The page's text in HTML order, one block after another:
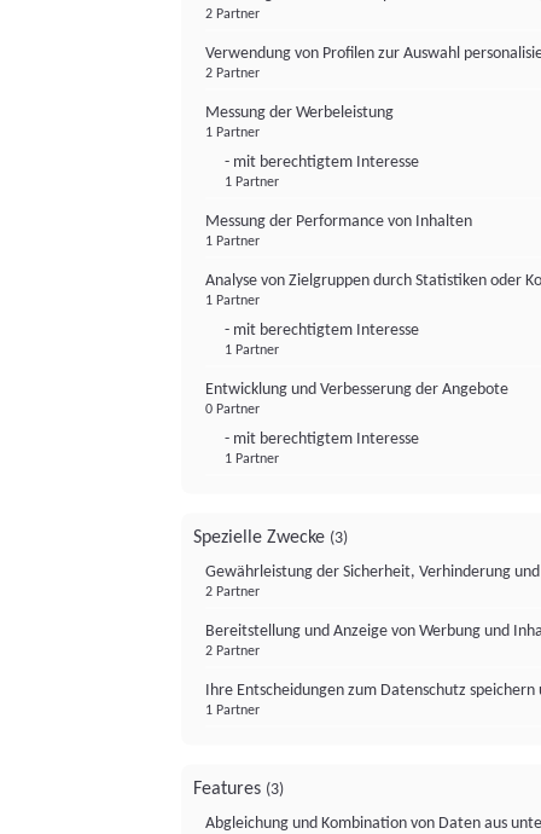
2 Partner
Verwendung von Profilen zur Auswahl
2 Partner
Messung der Werbeleistung
1 Partner
- mit berechtigtem Interesse
1 Partner
Messung der Performance von Inhalten
1 Partner
Analyse von Zielgruppen durch Statistiken oder
1 Partner
- mit berechtigtem Interesse
1 Partner
Entwicklung und Verbesserung der Angebote
0 Partner
- mit berechtigtem Interesse
1 Partner
Spezielle Zwecke (3)
Gewährleistung der Sicherheit, Verhinderung
2 Partner
Bereitstellung und Anzeige von Werbung und
2 Partner
Ihre Entscheidungen zum Datenschutz
1 Partner
Features (3)
Abgleichung und Kombination von Daten aus